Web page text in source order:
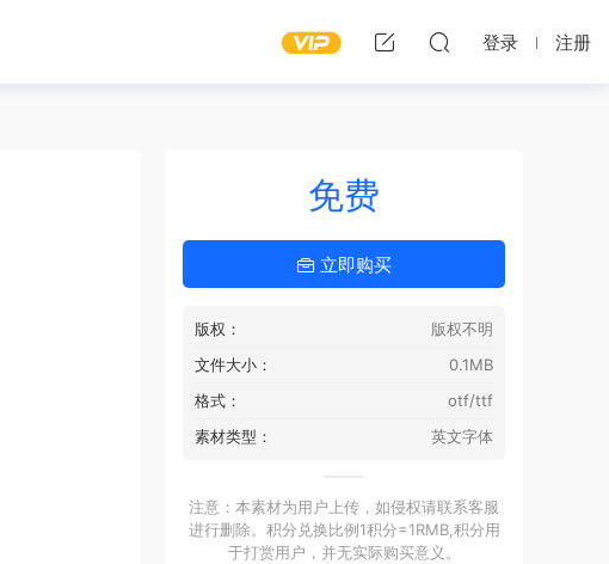
登录 注册
免费
立即购买
版权：
版权不明
文件大小：
0.1MB
格式：
otf/ttf
素材类型：
英文字体
注意：本素材为用户上传，如侵权请联系客服
进行删除。积分兑换比例1积分=1RMB,积分用
于打赏用户，并无实际购买意义。